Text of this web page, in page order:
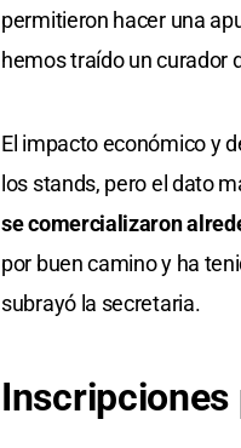
permitieron hacer una
hemos traído un curador
El impacto económico y
los stands, pero el dato
se comercializaron
por buen camino y ha
subrayó la secretaria.
Inscripciones